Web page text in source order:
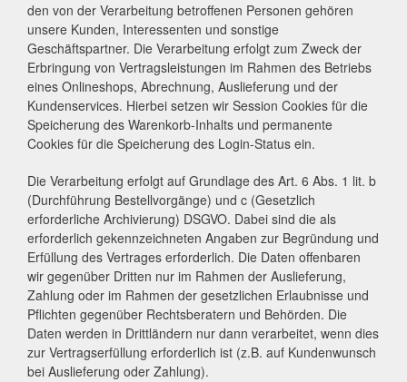
den von der Verarbeitung betroffenen Personen gehören
unsere Kunden, Interessenten und sonstige
Geschäftspartner. Die Verarbeitung erfolgt zum Zweck der
Erbringung von Vertragsleistungen im Rahmen des Betriebs
eines Onlineshops, Abrechnung, Auslieferung und der
Kundenservices. Hierbei setzen wir Session Cookies für die
Speicherung des Warenkorb-Inhalts und permanente
Cookies für die Speicherung des Login-Status ein.
Die Verarbeitung erfolgt auf Grundlage des Art. 6 Abs. 1 lit. b
(Durchführung Bestellvorgänge) und c (Gesetzlich
erforderliche Archivierung) DSGVO. Dabei sind die als
erforderlich gekennzeichneten Angaben zur Begründung und
Erfüllung des Vertrages erforderlich. Die Daten offenbaren
wir gegenüber Dritten nur im Rahmen der Auslieferung,
Zahlung oder im Rahmen der gesetzlichen Erlaubnisse und
Pflichten gegenüber Rechtsberatern und Behörden. Die
Daten werden in Drittländern nur dann verarbeitet, wenn dies
zur Vertragserfüllung erforderlich ist (z.B. auf Kundenwunsch
bei Auslieferung oder Zahlung).